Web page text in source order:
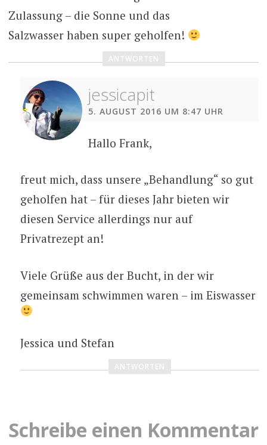
Zulassung – die Sonne und das
Salzwasser haben super geholfen!
ANTWORTEN
jessicapit
5. AUGUST 2016 UM 8:47 UHR
Hallo Frank,
freut mich, dass unsere „Behandlung“ so gut
geholfen hat – für dieses Jahr bieten wir
diesen Service allerdings nur auf
Privatrezept an!
Viele Grüße aus der Bucht, in der wir
gemeinsam schwimmen waren – im Eiswasser
Jessica und Stefan
ANTWORTEN
Schreibe einen Kommentar